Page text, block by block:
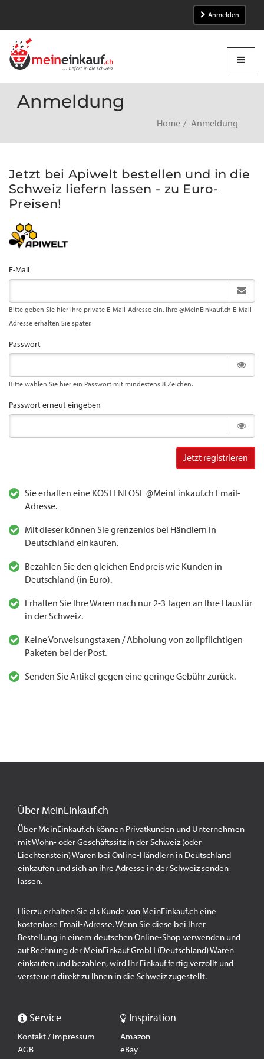
Anmelden
Anmeldung
Home Anmeldung
Jetzt bei Apiwelt bestellen und in die
Schweiz liefern lassen - zu Euro-
Preisen!
E-Mail
Bitte geben Sie hier Ihre private E-Mail-Adresse ein. Ihre @MeinEinkauf.ch E-Mail-
Adresse erhalten Sie später.
Passwort
Bitte wählen Sie hier ein Passwort mit mindestens 8 Zeichen.
Passwort erneut eingeben
Jetzt registrieren
Sie erhalten eine KOSTENLOSE @MeinEinkauf.ch Email-
Adresse.
Mit dieser können Sie grenzenlos bei Händlern in
Deutschland einkaufen.
Bezahlen Sie den gleichen Endpreis wie Kunden in
Deutschland (in Euro).
Erhalten Sie Ihre Waren nach nur 2-3 Tagen an Ihre Haustür
in der Schweiz.
Keine Vorweisungstaxen / Abholung von zollpflichtigen
Paketen bei der Post.
Senden Sie Artikel gegen eine geringe Gebühr zurück.
Über MeinEinkauf.ch
Über MeinEinkauf.ch können Privatkunden und Unternehmen
mit Wohn- oder Geschäftssitz in der Schweiz (oder
Liechtenstein) Waren bei Online-Händlern in Deutschland
einkaufen und sich an ihre Adresse in der Schweiz senden
lassen.
Hierzu erhalten Sie als Kunde von MeinEinkauf.ch eine
kostenlose Email-Adresse. Wenn Sie diese bei Ihrer
Bestellung in einem deutschen Online-Shop verwenden und
auf Rechnung der MeinEinkauf GmbH (Deutschland) Waren
einkaufen und bezahlen, wird Ihr Einkauf fertig verzollt und
versteuert direkt zu Ihnen in die Schweiz zugestellt.
Service
Kontakt / Impressum
AGB
Inspiration
Amazon
eBay